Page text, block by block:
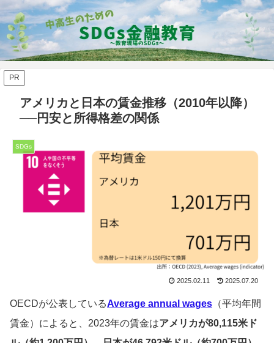
PR
アメリカと日本の賃金推移（2010年以降）
──円安と所得格差の関係
SDGs
2025.02.11 2025.07.20
OECDが公表しているAverage annual wages （平均年間
賃金）によると、2023年の賃金はアメリカが80,115米ド